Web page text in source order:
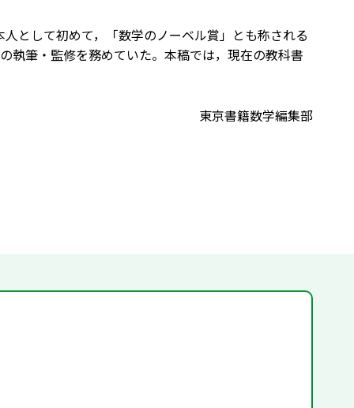
として初めて，「数学のノーベル賞」とも称される
執筆・監修を務めていた。本稿では，現在の教科書
東京書籍数学編集部